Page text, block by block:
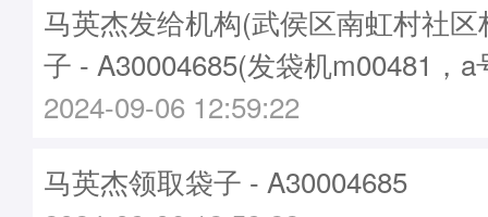
马英杰发给机构(武侯区南虹村社
子 - A30004685(发袋机m00481，a
2024-09-06 12:59:22
马英杰领取袋子 - A30004685